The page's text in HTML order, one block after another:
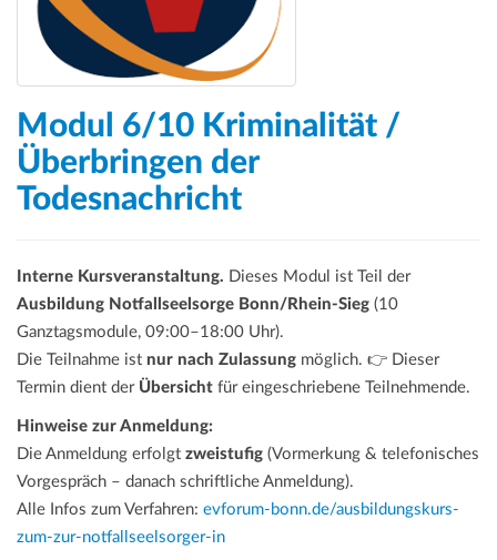
Modul 6/10 Kriminalität /
Überbringen der
Todesnachricht
Interne Kursveranstaltung. Dieses Modul ist Teil der
Ausbildung Notfallseelsorge Bonn/Rhein-Sieg (10
Ganztagsmodule, 09:00–18:00 Uhr).
Die Teilnahme ist nur nach Zulassung möglich. 👉 Dieser
Termin dient der Übersicht für eingeschriebene Teilnehmende.
Hinweise zur Anmeldung:
Die Anmeldung erfolgt zweistufig (Vormerkung & telefonisches
Vorgespräch – danach schriftliche Anmeldung).
Alle Infos zum Verfahren: evforum-bonn.de/ausbildungskurs-
zum-zur-notfallseelsorger-in